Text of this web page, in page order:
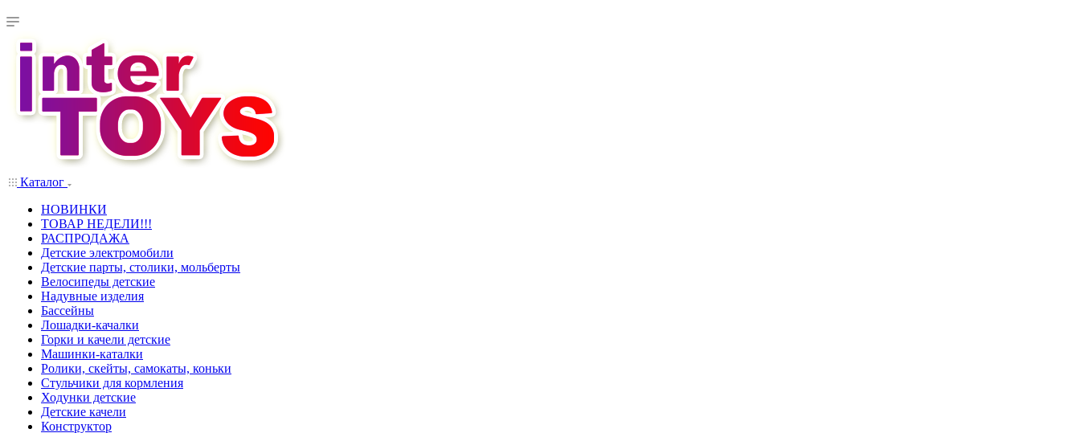
Каталог
НОВИНКИ
ТОВАР НЕДЕЛИ!!!
РАСПРОДАЖА
Детские электромобили
Детские парты, столики, мольберты
Велосипеды детские
Надувные изделия
Бассейны
Лошадки-качалки
Горки и качели детские
Машинки-каталки
Ролики, скейты, самокаты, коньки
Стульчики для кормления
Ходунки детские
Детские качели
Конструктор